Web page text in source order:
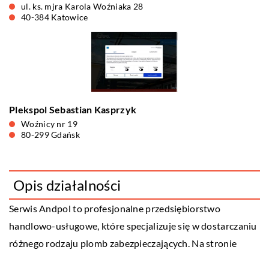
ul. ks. mjra Karola Woźniaka 28
40-384 Katowice
Plekspol Sebastian Kasprzyk
Woźnicy nr 19
80-299 Gdańsk
Opis działalności
Serwis Andpol to profesjonalne przedsiębiorstwo
handlowo-usługowe, które specjalizuje się w dostarczaniu
różnego rodzaju plomb zabezpieczających. Na stronie